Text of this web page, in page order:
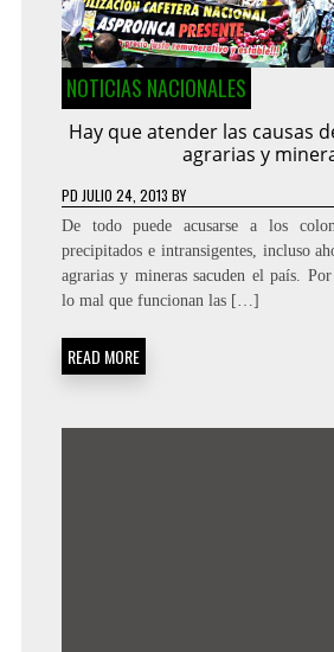
NOTICIAS NACIONALES
Hay que atender las causas
agrarias y
PD JULIO 24, 2013 BY
De todo puede acusarse a los
precipitados e intransigentes, incluso
agrarias y mineras sacuden el país.
lo mal que funcionan las […]
READ MORE